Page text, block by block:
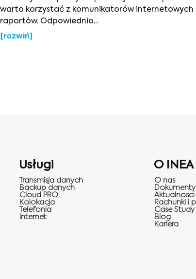
warto korzystać z komunikatorów
raportów. Odpowiednio...
Internet a efektywność
[rozwiń]
Usługi
Transmisja danych
Backup danych
Cloud PRO
Kolokacja
Telefonia
Internet
O INEA
O nas
Dokumenty
Aktualnosci
Rachunki i
Case Study
Blog
Kariera